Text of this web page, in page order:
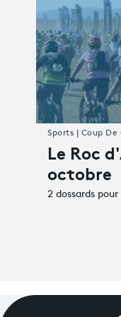
Le Roc
octobre
2 dossards
Sports | Coup De